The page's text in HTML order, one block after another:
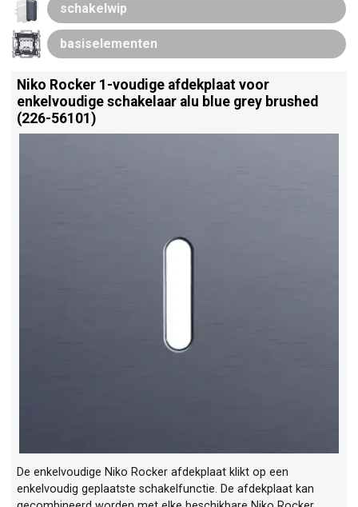
schakelwip
basiselementen
Niko Rocker 1-voudige afdekplaat voor
enkelvoudige schakelaar alu blue grey brushed
(226-56101)
De enkelvoudige Niko Rocker afdekplaat klikt op een
enkelvoudig geplaatste schakelfunctie. De afdekplaat kan